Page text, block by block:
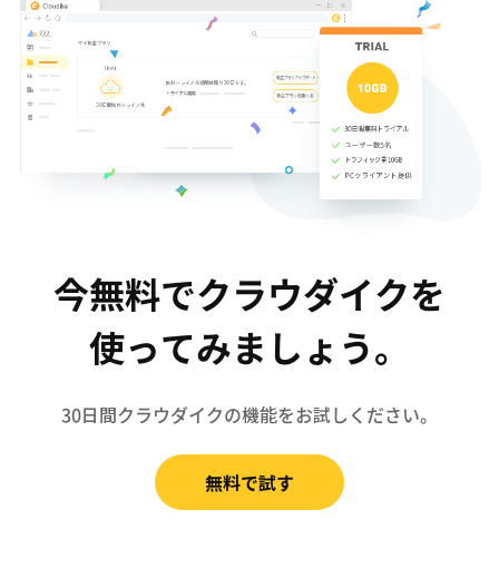
今無料でクラウダイクを
使ってみましょう。
30日間クラウダイクの機能をお試しください。
無料で試す